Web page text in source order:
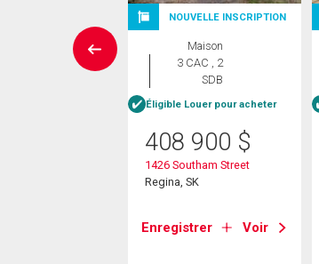
NOUVELLE INSCRIPTION
Maison
3 CAC , 2
SDB
Éligible Louer pour acheter
408 900 $
1426 Southam Street
Regina, SK
Enregistrer Voir